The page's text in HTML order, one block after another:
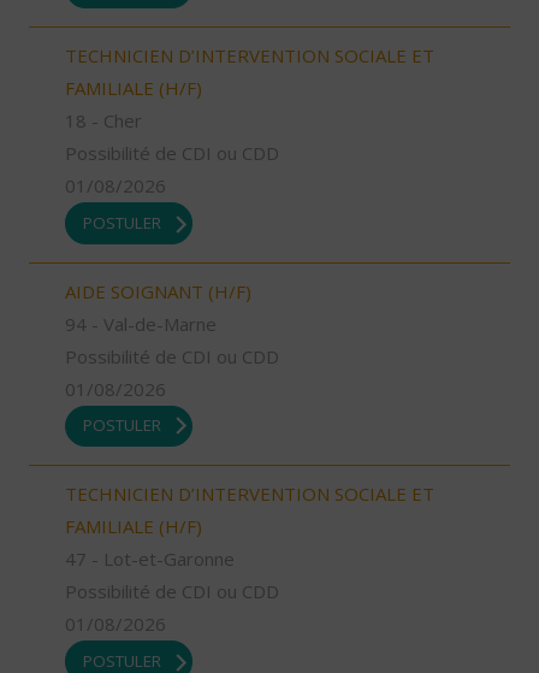
TECHNICIEN D’INTERVENTION SOCIALE ET
FAMILIALE (H/F)
18 - Cher
Possibilité de CDI ou CDD
01/08/2026
POSTULER
AIDE SOIGNANT (H/F)
94 - Val-de-Marne
Possibilité de CDI ou CDD
01/08/2026
POSTULER
TECHNICIEN D’INTERVENTION SOCIALE ET
FAMILIALE (H/F)
47 - Lot-et-Garonne
Possibilité de CDI ou CDD
01/08/2026
POSTULER